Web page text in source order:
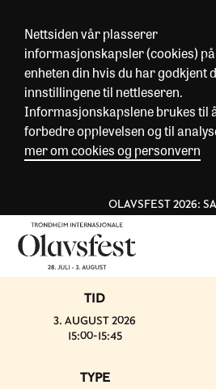
Nettsiden vår plasserer
informasjonskapsler (cookies) på
enheten din hvis du har godkjent
innstillingene til nettleseren.
Informasjonskapslene brukes til
forbedre opplevelsen og til
mer om cookies og personvern
OLAVSFEST 2026:
TID
3. AUGUST 2026
15:00-15:45
TYPE